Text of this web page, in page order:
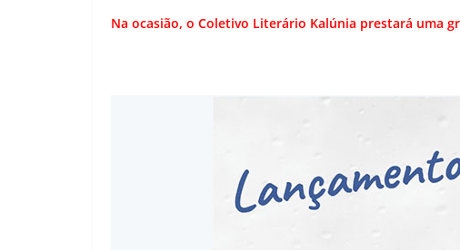
Na ocasião, o Coletivo Literário Kalúnia prestará uma